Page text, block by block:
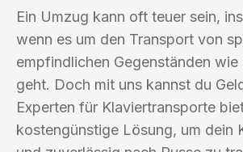
Ein Umzug kann oft teuer sein,
wenn es um den Transport von
empfindlichen Gegenständen wie
geht. Doch mit uns kannst du
Experten für Klaviertransporte
kostengünstige Lösung, um dein